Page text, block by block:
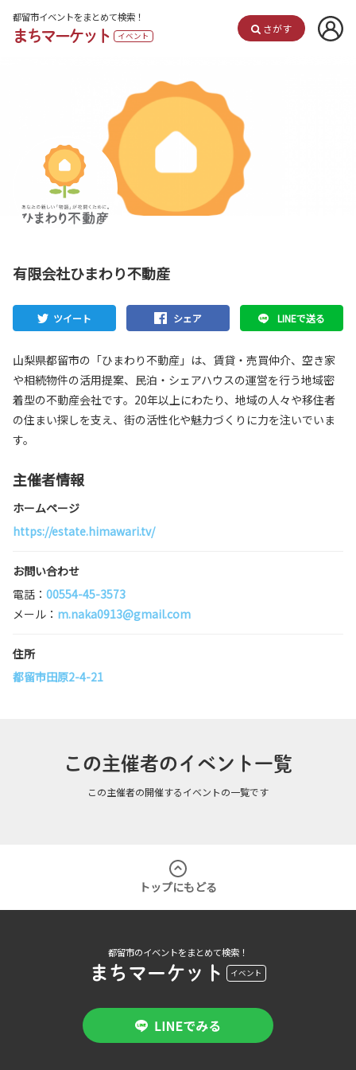
都留市イベントをまとめて検索！
まちマーケット イベント
さがす
有限会社ひまわり不動産
ツイート シェア LINEで送る
山梨県都留市の「ひまわり不動産」は、賃貸・売買仲介、空き家
や相続物件の活用提案、民泊・シェアハウスの運営を行う地域密
着型の不動産会社です。20年以上にわたり、地域の人々や移住者
の住まい探しを支え、街の活性化や魅力づくりに力を注いでいま
す。
主催者情報
ホームページ
https://estate.himawari.tv/
お問い合わせ
電話： 00554-45-3573
メール： m.naka0913@gmail.com
住所
都留市田原2-4-21
この主催者のイベント一覧
この主催者の開催するイベントの一覧です
トップにもどる
都留市のイベントをまとめて検索！
まちマーケット イベント